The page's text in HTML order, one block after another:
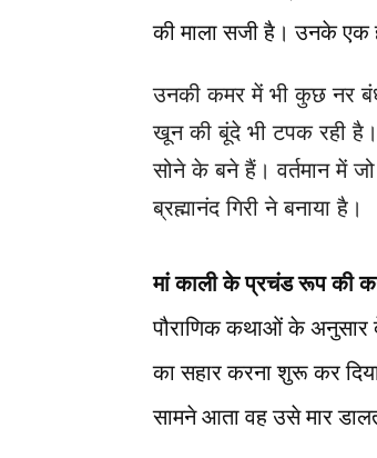
की माला सजी है। उनके एक
उनकी कमर में भी कुछ नर
खून की बूंदे भी टपक रही
सोने के बने हैं।वर्तमान में
ब्रह्मानंद गिरी ने बनाया है।
मां काली के प्रचंड रूप की
पौराणिक कथाओं के अनुसार
का सहार करना शुरू कर
सामने आता वह उसे मार